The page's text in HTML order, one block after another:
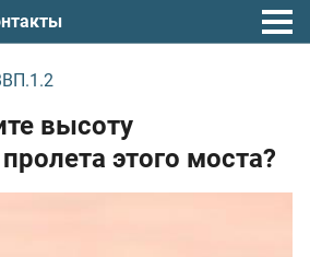
высоту
этого моста?